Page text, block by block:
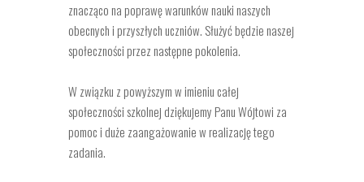
znacząco na poprawę warunków nauki naszych
obecnych i przyszłych uczniów. Służyć będzie naszej
społeczności przez następne pokolenia.
W związku z powyższym w imieniu całej
społeczności szkolnej dziękujemy Panu Wójtowi za
pomoc i duże zaangażowanie w realizację tego
zadania.